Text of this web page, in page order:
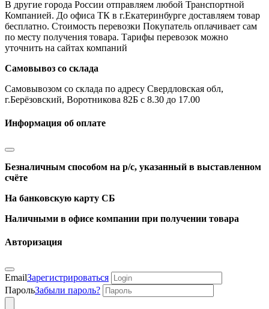
В другие города России отправляем любой Транспортной
Компанией. До офиса ТК в г.Екатеринбурге доставляем товар
бесплатно. Стоимость перевозки Покупатель оплачивает сам
по месту получения товара. Тарифы перевозок можно
уточнить на сайтах компаний
Самовывоз со склада
Самовывозом со склада по адресу Свердловская обл,
г.Берёзовский, Воротникова 82Б с 8.30 до 17.00
Информация об оплате
Безналичным способом на р/с, указанный в выставленном
счёте
На банковскую карту СБ
Наличными в офисе компании при получении товара
Авторизация
EmailЗарегистрироваться
ПарольЗабыли пароль?